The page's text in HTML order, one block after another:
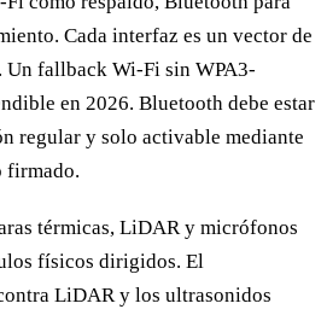
Cada interfaz es un vector de
Un fallback Wi-Fi sin WPA3-
en 2026. Bluetooth debe estar
regular y solo activable mediante
firmado.
térmicas, LiDAR y micrófonos
físicos dirigidos. El
LiDAR y los ultrasonidos